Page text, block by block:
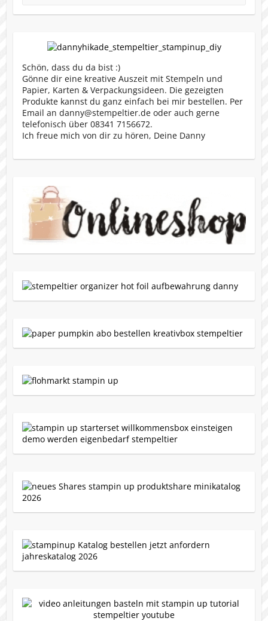
Schön, dass du da bist :)
Gönne dir eine kreative Auszeit mit Stempeln und
Papier, Karten & Verpackungsideen. Die gezeigten
Produkte kannst du ganz einfach bei mir bestellen. Per
Email an danny@stempeltier.de oder auch gerne
telefonisch über 08341 7156672.
Ich freue mich von dir zu hören, Deine Danny